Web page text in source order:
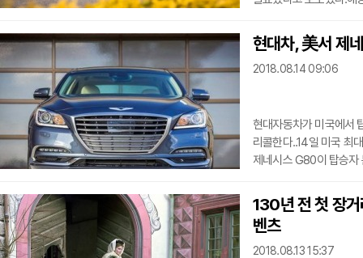
결함이 생겨 사고가 날
15일부터 6월 27일까지
있다.BMW는 같은 이유
현대차, 美서 제
2018.08.14 09:06
현대자동차가 미국에서
리콜한다..14일 미국 최
제네시스 G80이 탑승
있다. 만일 조수석에 어
비활성화되지 않고 전
시스템을 다시 만들어
소식을 통보할 예정이다
130년 전 첫 장
벤츠
2018.08.13 15:37